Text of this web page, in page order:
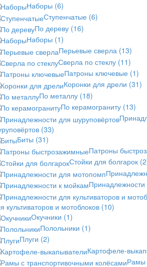
Наборы (6)
Ступенчатые (6)
По дереву (16)
Наборы (1)
Перьевые сверла (13)
Сверла по стеклу (11)
Патроны ключевые (1)
Коронки для дрели (31)
По металлу (18)
По керамограниту (13)
(33)
Биты (31)
Патроны
Стойки для болгарок
культиваторов и мотоблоков (10)
Окучники (1)
Полольники (1)
Плуги (2)
Картофеле-
Рамы